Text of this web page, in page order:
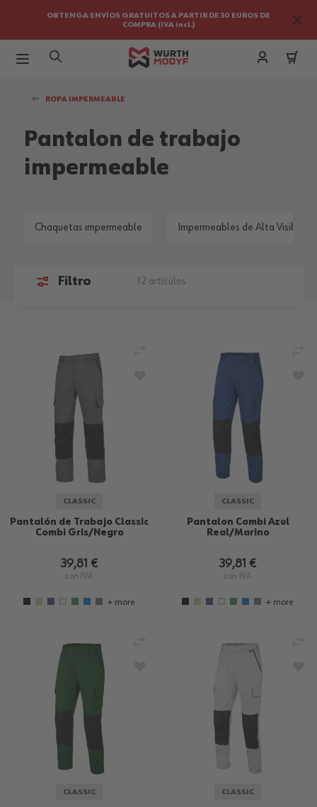
OBTENGA ENVÍOS GRATUITOS A PARTIR DE 30 EUROS DE
COMPRA (IVA incl.)
ROPA IMPERMEABLE
Pantalon de trabajo
impermeable
Chaquetas impermeable Impermeables de Alta
Filtro 12 artículos
CLASSIC
Pantalón de Trabajo Classic
Combi Gris/Negro
39,81 €
con IVA
+ more
AÑADIR A LA LISTA DE DESEOS
CLASSIC
Pantalon Combi Azul
Real/Marino
39,81 €
con IVA
+ more
CLASSIC CLASSIC